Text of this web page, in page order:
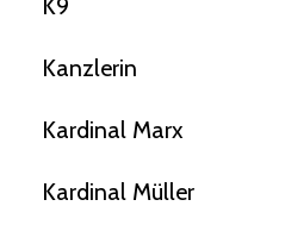
Kanzlerin
Kardinal Marx
Kardinal Müller